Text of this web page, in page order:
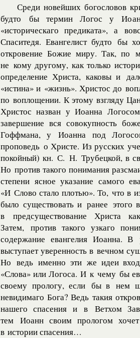
Среди новейших богословов
будто бы термин Логос у
«историческаго предиката», а
Спаситедя. Евангелист будто бы
откровение Божие миру. Так, по
не кому другому, как только
определение Христа, каковы и
«истина» и «жизнь». Христос до
по воплощении. К этому взгляду
Христос назван у Иоанна
завершение вся совокупность
Гоффмана, у Иоанна под
проповедь о Христе. Из русских
покойный) кн. С. Н. Трубецкой, в
Но против такого понимания
степени ясное указание самого
«И Слово стало плотью». То, что в
было существовать и ранее этого
в предсуществование Христа
Затем, против такого узкаго
содержание евангелия Иоанна. В
выступает уверенность в вечном
Но ведь именно эти же идеи
«Слова» или Логоса. И к чему бы
своему прологу, если бы в нем
невидимаго Бога? Ведь такия
нашего спасения и в Ветхом
тем Иоанн своим прологом
в истории спасения…